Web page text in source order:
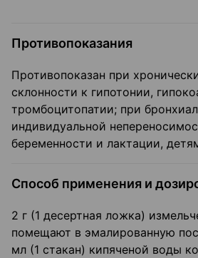
Противопоказания
Противопоказан при
склонности к гипотонии,
тромбоцитопатии; при
индивидуальной
беременности и лактации,
Способ применения и
2 г (1 десертная ложка)
помещают в эмалированную
мл (1 стакан) кипяченой воды